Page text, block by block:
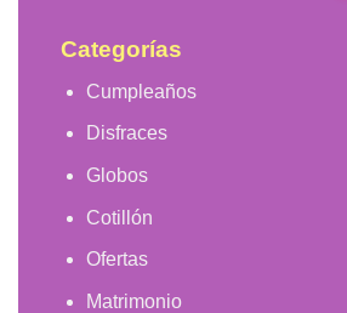
Categorías
Cumpleaños
Disfraces
Globos
Cotillón
Ofertas
Matrimonio